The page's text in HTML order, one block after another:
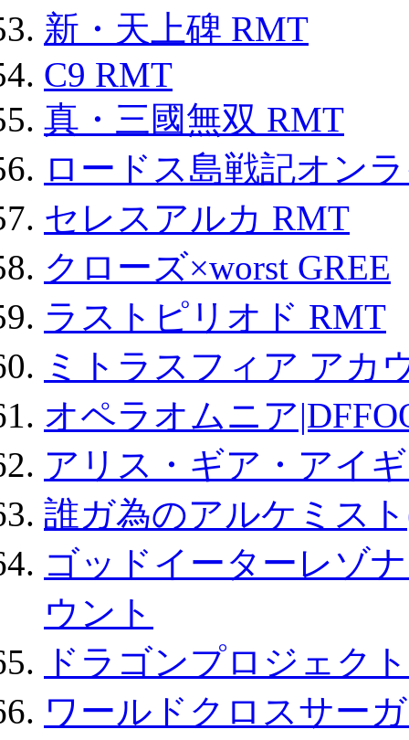
新・天上碑 RMT
C9 RMT
真・三國無双 RMT
ロードス島戦記オン
セレスアルカ RMT
クローズ×worst GREE
ラストピリオド RMT
ミトラスフィア アカ
オペラオムニア
アリス・ギア・アイ
誰ガ為のアルケミス
ゴッドイーターレゾ
ウント
ドラゴンプロジェク
ワールドクロスサー